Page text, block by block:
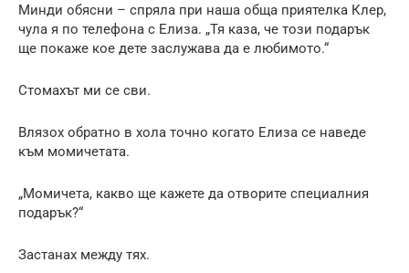
Минди обясни – спряла при наша обща приятелка Клер,
чула я по телефона с Елиза. „Тя каза, че този подарък
ще покаже кое дете заслужава да е любимото.“
Стомахът ми се сви.
Влязох обратно в хола точно когато Елиза се наведе
към момичетата.
„Момичета, какво ще кажете да отворите специалния
подарък?“
Застанах между тях.